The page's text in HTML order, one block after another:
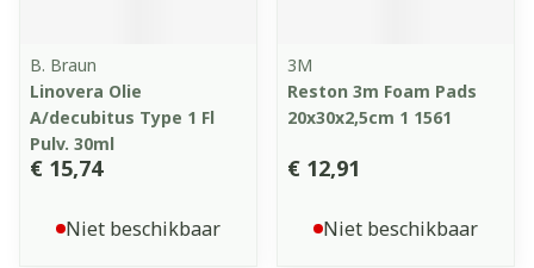
B. Braun
Linovera Olie
A/decubitus Type 1 Fl
Pulv. 30ml
€ 15,74
Niet beschikbaar
3M
Reston 3m Foam Pads
20x30x2,5cm 1 1561
€ 12,91
Niet beschikbaar